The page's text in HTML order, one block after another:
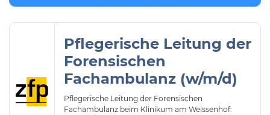
Pflegerische Leitung der
Forensischen
Fachambulanz (w/m/d)
Pflegerische Leitung der Forensischen
Fachambulanz beim Klinikum am Weissenhof: